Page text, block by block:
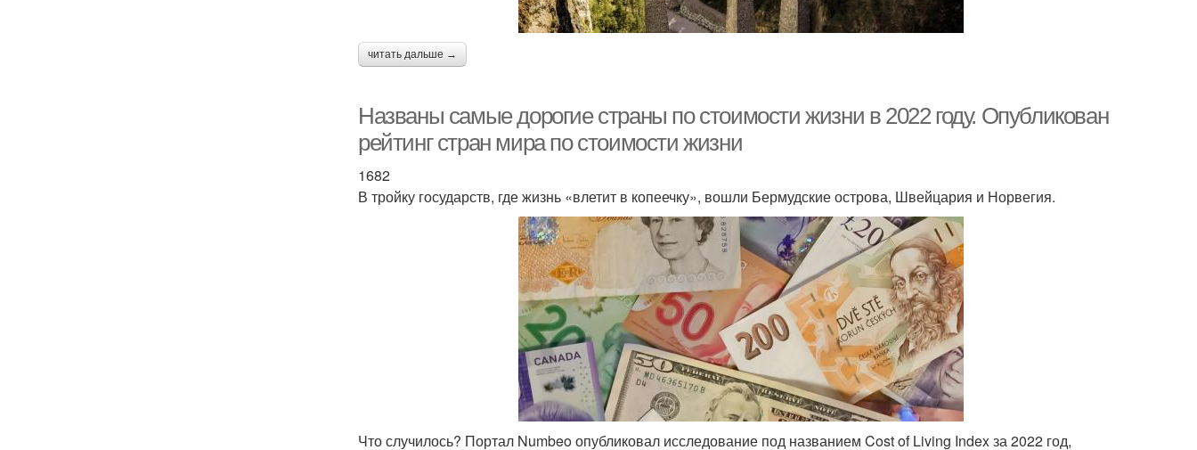
читать дальше →
Названы самые дорогие страны по стоимости жизни в 2022 году. Опубликован
рейтинг стран мира по стоимости жизни
1682
В тройку государств, где жизнь «влетит в копеечку», вошли Бермудские острова, Швейцария и Норвегия.
Что случилось? Портал Numbeo опубликовал исследование под названием Cost of Living Index за 2022 год,